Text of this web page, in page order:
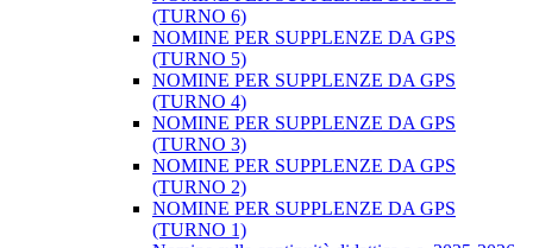
(TURNO 6)
NOMINE PER SUPPLENZE DA GPS
(TURNO 5)
NOMINE PER SUPPLENZE DA GPS
(TURNO 4)
NOMINE PER SUPPLENZE DA GPS
(TURNO 3)
NOMINE PER SUPPLENZE DA GPS
(TURNO 2)
NOMINE PER SUPPLENZE DA GPS
(TURNO 1)